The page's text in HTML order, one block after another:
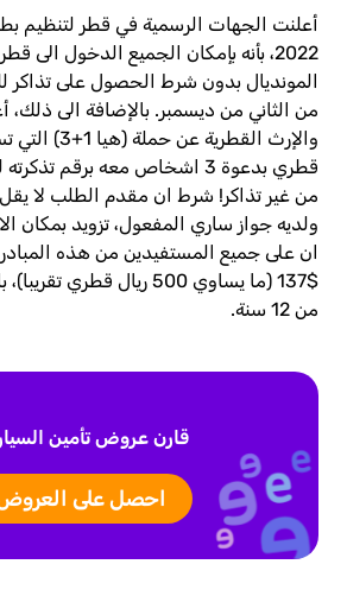
أعلنت الجهات الرسمية في قطر لتنظيم
2022، بأنه بإمكان الجميع الدخول الى
المونديال بدون شرط الحصول على تذاكر
من الثاني من ديسمبر. بالإضافة الى ذلك،
والإرث
قطري بدعوة 3 اشخاص معه برقم
ولديه جواز ساري المفعول، تزويد بمكان
ان على جميع المستفيدين من هذه
$137 (ما يساوي 500 ريال
من 12 سنة.
قارن عروض تأمين
احصل على